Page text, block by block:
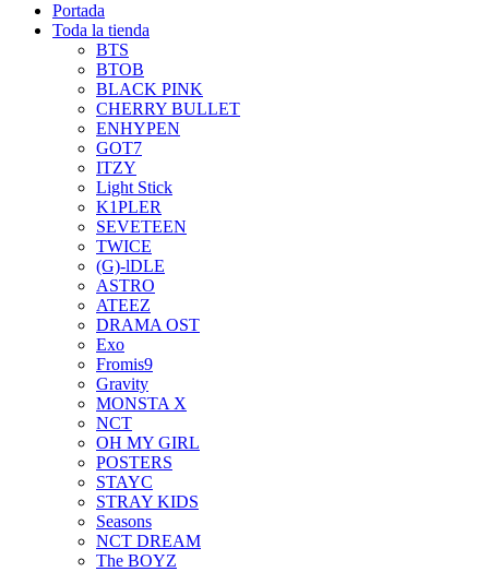
Portada
Toda la tienda
BTS
BTOB
BLACK PINK
CHERRY BULLET
ENHYPEN
GOT7
ITZY
Light Stick
K1PLER
SEVETEEN
TWICE
(G)-lDLE
ASTRO
ATEEZ
DRAMA OST
Exo
Fromis9
Gravity
MONSTA X
NCT
OH MY GIRL
POSTERS
STAYC
STRAY KIDS
Seasons
NCT DREAM
The BOYZ